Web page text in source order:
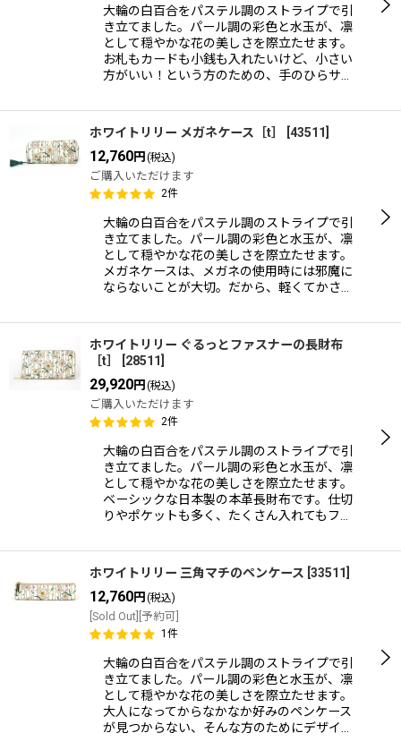
大輪の白百合をパステル調のストライプで引
き立てました。パール調の彩色と水玉が、凛
として穏やかな花の美しさを際立たせます。
お札もカードも小銭も入れたいけど、小さい
方がいい！という方のための、手のひらサ…
ホワイトリリー メガネケース［t］ 43511
12,760円 (税込)
ご購入いただけます
2件
大輪の白百合をパステル調のストライプで引
き立てました。パール調の彩色と水玉が、凛
として穏やかな花の美しさを際立たせます。
メガネケースは、メガネの使用時には邪魔に
ならないことが大切。だから、軽くてかさ…
ホワイトリリー ぐるっとファスナーの長財布
［t］
28511
29,920円 (税込)
ご購入いただけます
2件
大輪の白百合をパステル調のストライプで引
き立てました。パール調の彩色と水玉が、凛
として穏やかな花の美しさを際立たせます。
ベーシックな日本製の本革長財布です。仕切
りやポケットも多く、たくさん入れてもフ…
ホワイトリリー 三角マチのペンケース 33511
12,760円 (税込)
[Sold Out][予約可]
1 件
大輪の白百合をパステル調のストライプで引
き立てました。パール調の彩色と水玉が、凛
として穏やかな花の美しさを際立たせます。
大人になってからなかなか好みのペンケース
が見つからない、そんな方のためにデザイ…